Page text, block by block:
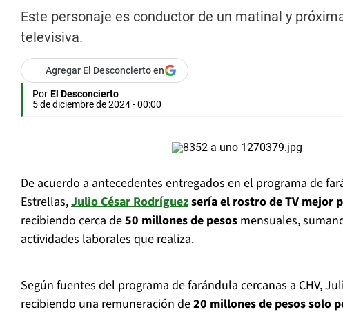
Este personaje es conductor de un matinal y
televisiva.
Agregar El Desconcierto en
Por El Desconcierto
5 de diciembre de 2024 - 00:00
De acuerdo a antecedentes entregados en el programa de
Estrellas,Julio César Rodríguezsería el rostro de TV mejor
recibiendo cerca de50 millones de pesos mensuales,
actividades laborales que realiza.
Según fuentes del programa de farándula cercanas a CHV,
recibiendo una remuneración de20 millones de pesos solo